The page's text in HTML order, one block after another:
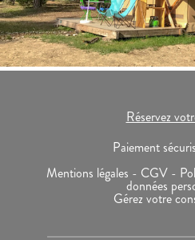
Réservez
Paiement
Mentions légales - CGV -
données
Gérez votre